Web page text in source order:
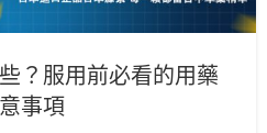
？服用前必看的用藥
事項